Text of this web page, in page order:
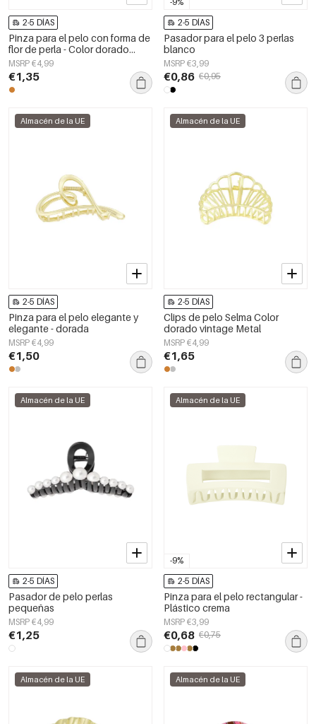
2-5 DÍAS
Pinza para el pelo con forma de
flor de perla - Color dorado
blanco
MSRP €4,99
€1,35
2-5 DÍAS
Pasador para el pelo 3 perlas
blanco
MSRP €3,99
€0,86 €0,95
Almacén de la UE
2-5 DÍAS
Pinza para el pelo elegante y
elegante - dorada
MSRP €4,99
€1,50
Almacén de la UE
2-5 DÍAS
Clips de pelo Selma Color
dorado vintage Metal
MSRP €4,99
€1,65
Almacén de la UE
2-5 DÍAS
Pasador de pelo perlas
pequeñas
MSRP €4,99
€1,25
-9%
Almacén de la UE
2-5 DÍAS
Pinza para el pelo rectangular -
Plástico crema
MSRP €3,99
€0,68 €0,75
Almacén de la UE Almacén de la UE